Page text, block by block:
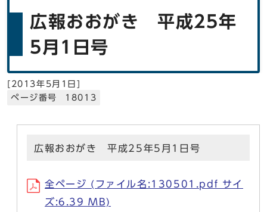
広報おおがき 平成25年
5月1日号
[ 2013年5月1日]
ページ番号 18013
広報おおがき 平成25年5月1日号
全ページ (ファイル名:130501.pdf サイ
ズ:6.39 MB)